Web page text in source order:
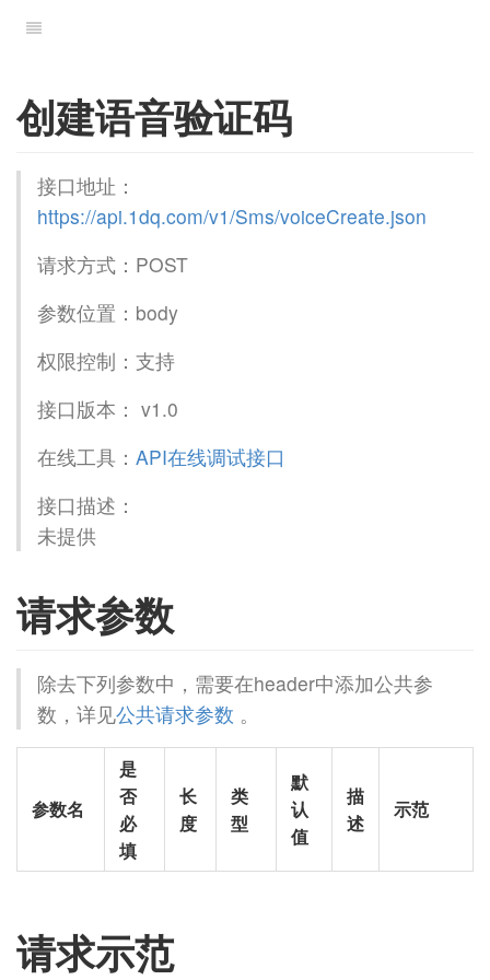
创建语音验证码
接口地址：
https://api.1dq.com/v1/Sms/voiceCreate.json
请求方式：POST
参数位置：body
权限控制：支持
接口版本： v1.0
在线工具： API在线调试接口
接口描述：
未提供
请求参数
除去下列参数中，需要在header中添加公共参
数，详见公共请求参数 。
参数名
是
否
必
填
长
度
类
型
默
认
值
描
述
示范
请求示范